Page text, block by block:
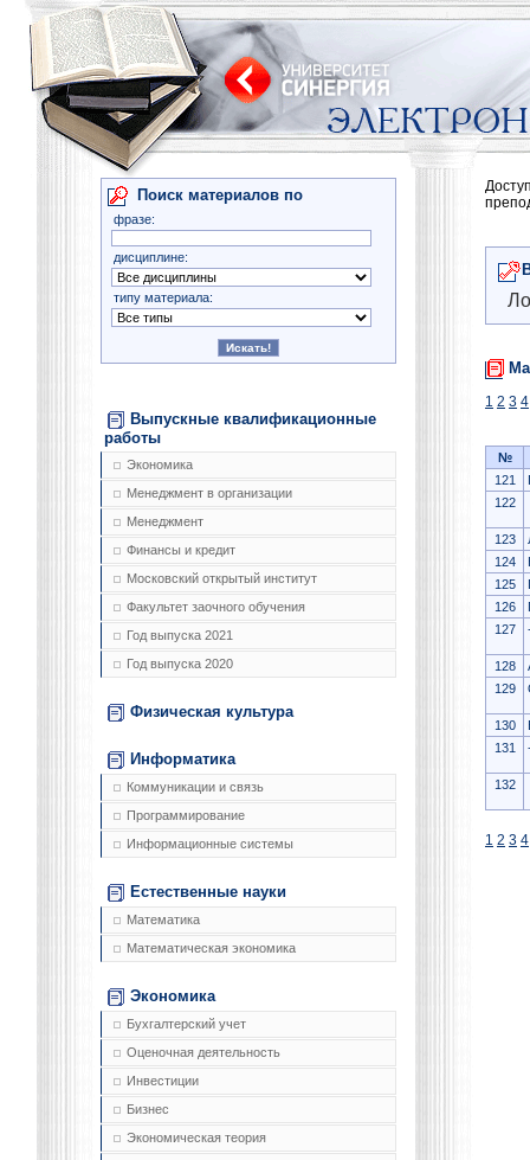
Поиск материалов по
фразе:
дисциплине:
типу материала:
Выпускные квалификационные
работы
Экономика
Менеджмент в организации
Менеджмент
Финансы и кредит
Московский открытый институт
Факультет заочного обучения
Год выпуска 2021
Год выпуска 2020
Физическая культура
Информатика
Коммуникации и связь
Программирование
Информационные системы
Естественные науки
Математика
Математическая экономика
Экономика
Бухгалтерский учет
Оценочная деятельность
Инвестиции
Бизнес
Экономическая теория
1 2 3 4
№
121
122
123
124
125
126
127
128
129
130
131
132
1 2 3 4